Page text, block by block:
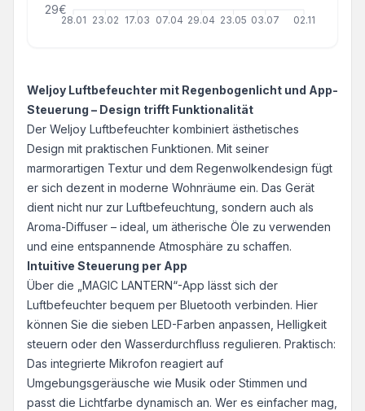
28.01 23.02 17.03 07.04 29.04 23.05 03.07 02.11
29€
Weljoy Luftbefeuchter mit Regenbogenlicht und App-
Steuerung – Design trifft Funktionalität
Der Weljoy Luftbefeuchter kombiniert ästhetisches
Design mit praktischen Funktionen. Mit seiner
marmorartigen Textur und dem Regenwolkendesign fügt
er sich dezent in moderne Wohnräume ein. Das Gerät
dient nicht nur zur Luftbefeuchtung, sondern auch als
Aroma-Diffuser – ideal, um ätherische Öle zu verwenden
und eine entspannende Atmosphäre zu schaffen.
Intuitive Steuerung per App
Über die „MAGIC LANTERN“-App lässt sich der
Luftbefeuchter bequem per Bluetooth verbinden. Hier
können Sie die sieben LED-Farben anpassen, Helligkeit
steuern oder den Wasserdurchfluss regulieren. Praktisch:
Das integrierte Mikrofon reagiert auf
Umgebungsgeräusche wie Musik oder Stimmen und
passt die Lichtfarbe dynamisch an. Wer es einfacher mag,